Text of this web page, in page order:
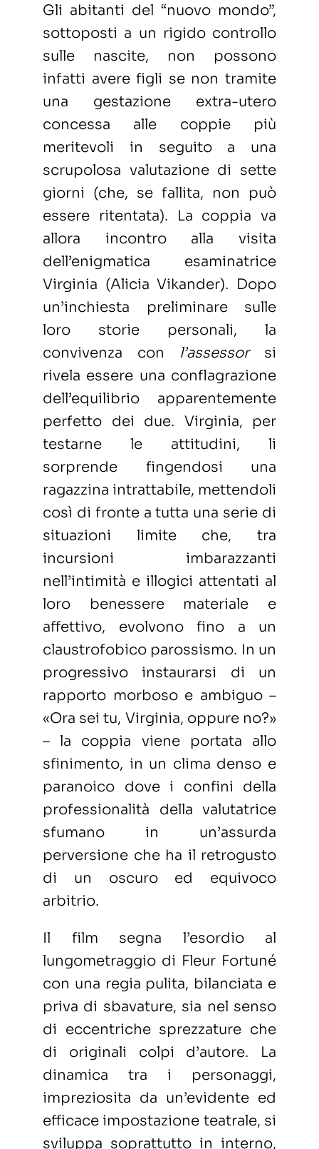
Gli abitanti del “nuovo mondo”,
sottoposti a un rigido controllo
sulle nascite, non possono
infatti avere figli se non tramite
una gestazione extra-utero
concessa alle coppie più
meritevoli in seguito a una
scrupolosa valutazione di sette
giorni (che, se fallita, non può
essere ritentata). La coppia va
allora incontro alla visita
dell’enigmatica esaminatrice
Virginia (Alicia Vikander). Dopo
un’inchiesta preliminare sulle
loro storie personali, la
convivenza con l’assessorsi
rivela essere una conflagrazione
dell’equilibrio apparentemente
perfetto dei due. Virginia, per
testarne le attitudini, li
sorprende fingendosi una
ragazzina intrattabile, mettendoli
così di fronte a tutta una serie di
situazioni limite che, tra
incursioni imbarazzanti
nell’intimità e illogici attentati al
loro benessere materiale e
affettivo, evolvono fino a un
claustrofobico parossismo. In un
progressivo instaurarsi di un
rapporto morboso e ambiguo –
«Ora sei tu, Virginia, oppure no?»
– la coppia viene portata allo
sfinimento, in un clima denso e
paranoico dove i confini della
professionalità della valutatrice
sfumano in un’assurda
perversione che ha il retrogusto
di un oscuro ed equivoco
arbitrio.
Il film segna l’esordio al
lungometraggio di Fleur Fortuné
con una regia pulita, bilanciata e
priva di sbavature, sia nel senso
di eccentriche sprezzature che
di originali colpi d’autore. La
dinamica tra i personaggi,
impreziosita da un’evidente ed
efficace impostazione teatrale, si
sviluppa soprattutto in interno,